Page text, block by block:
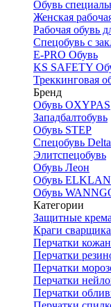
Обувь
Женская
Рабочая обувь
Спецобувь с
E-PRO Обувь
KS SAFETY
Треккинговая
Бренд
Обувь OXYPAS
Западбалтобувь
Обувь STEP
Спецобувь
Элитспецобувь
Обувь Леон
Обувь
Обувь
Категории
Защитные крема
Краги сварщика
Перчатки
Перчатки
Перчатки
Перчатки
Перчатки